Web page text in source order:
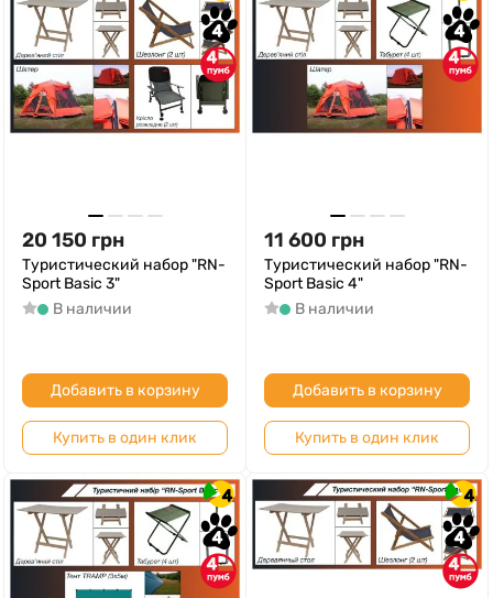
4
4
20 150 грн
Туристический набор "RN-
Sport Basic 3"
В наличии
Добавить в корзину
Купить в один клик
4
4
11 600 грн
Туристический набор "RN-
Sport Basic 4"
В наличии
Добавить в корзину
Купить в один клик
4
4
4
4
4
4